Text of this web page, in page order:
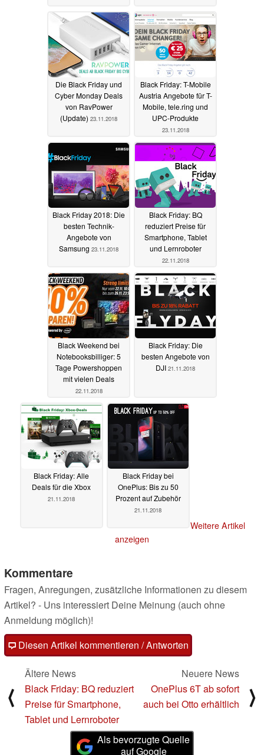
Die Black Friday und
Cyber Monday Deals
von RavPower
(Update) 23.11.2018
Black Friday: T-Mobile
Austria Angebote für T-
Mobile, tele.ring und
UPC-Produkte
23.11.2018
Black Friday 2018: Die
besten Technik-
Angebote von
Samsung 23.11.2018
Black Friday: BQ
reduziert Preise für
Smartphone, Tablet
und Lernroboter
22.11.2018
Black Weekend bei
Notebooksbilliger: 5
Tage Powershoppen
mit vielen Deals
22.11.2018
Black Friday: Die
besten Angebote von
DJI 21.11.2018
Black Friday: Alle
Deals für die Xbox
21.11.2018
Black Friday bei
OnePlus: Bis zu 50
Prozent auf Zubehör
21.11.2018
Weitere Artikel
anzeigen
Kommentare
Fragen, Anregungen, zusätzliche Informationen zu diesem
Artikel? - Uns interessiert Deine Meinung (auch ohne
Anmeldung möglich)!
Diesen Artikel kommentieren / Antworten
⟨
Ältere News
Black Friday: BQ reduziert
Preise für Smartphone,
Tablet und Lernroboter
Neuere News
OnePlus 6T ab sofort
auch bei Otto erhältlich
⟩
Als bevorzugte Quelle
auf Google